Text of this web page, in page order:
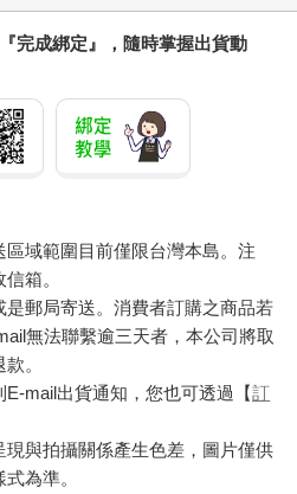
完成綁定』，隨時掌握出貨動
域範圍目前僅限台灣本島。注
箱。
郵局寄送。消費者訂購之商品若
無法聯繫逾三天者，本公司將取
。
mail出貨通知，您也可透過【訂
現與拍攝關係產生色差，圖片僅供
為準。